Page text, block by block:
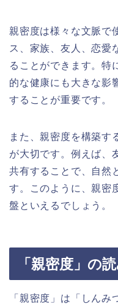
親密度は様々な文脈で
ス、家族、友人、恋愛
ることができます。特
的な健康にも大きな影
することが重要です。
また、親密度を構築す
が大切です。例えば、
共有することで、自然
す。このように、親密
盤といえるでしょう。
「親密度」の
「親密度」は「しん